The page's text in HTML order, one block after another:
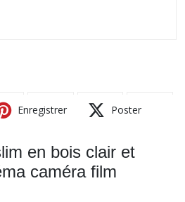
Enregistrer Poster
en bois clair et
caméra film